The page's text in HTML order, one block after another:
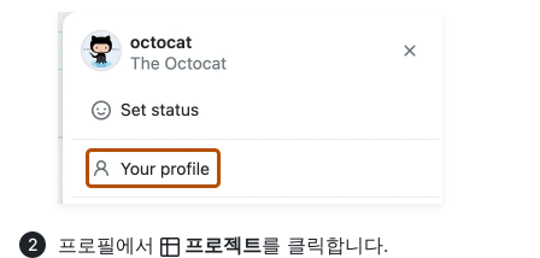
프로필에서 프로젝트를 클릭합니다.